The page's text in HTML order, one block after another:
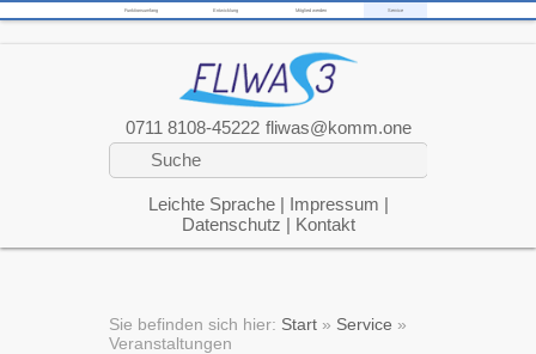
0711 8108-45222 fliwas@komm.one
Leichte Sprache| Impressum |
Datenschutz | Kontakt
Funktionsumfang Entwicklung Mitglied werden Service
Sie befinden sich hier: Start » Service »
Veranstaltungen